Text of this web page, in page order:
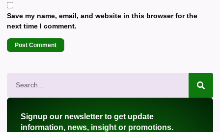
Save my name, email, and website in this browser for the
next time I comment.
Signup our newsletter to get update
information, news, insight or promotions.